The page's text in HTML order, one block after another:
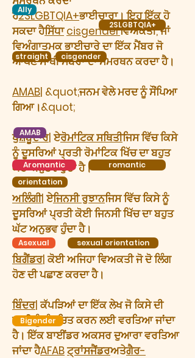
ਹੈ2SLGBTQIA+ਭਾਈਚਾਰਾ। ਇਹ ਇੱਕ ਹੋ
ਸਕਦਾ ਹੈਸਿੱਧਾ cisgenderਵਿਅਕਤੀ, ਜਾਂ
ਵਿਅੰਗਾਤਮਕ ਭਾਈਚਾਰੇ ਦਾ ਇੱਕ ਮੈਂਬਰ ਜੋ
ਆਪਣੇ ਸਾਥੀ ਮੈਂਬਰਾਂ ਦਾ ਸਮਰਥਨ ਕਰਦਾ ਹੈ।
AMAB| &quot;ਜਨਮ ਵੇਲੇ ਮਰਦ ਨੂੰ ਸੌਂਪਿਆ
ਗਿਆ।&quot;
ਖੁਸ਼ਬੂਦਾਰ| ਏਰੋਮਾਂਟਿਕ ਸਥਿਤੀਜਿਸ ਵਿੱਚ ਕਿਸੇ
ਨੂੰ ਦੂਸਰਿਆਂ ਪ੍ਰਤੀ ਰੋਮਾਂਟਿਕ ਖਿੱਚ ਦਾ ਬਹੁਤ
ਘੱਟ ਅਨੁਭਵ ਹੁੰਦਾ ਹੈ।
ਅਲਿੰਗੀ| ਏਜਿਨਸੀ ਰੁਝਾਨਜਿਸ ਵਿੱਚ ਕਿਸੇ ਨੂੰ
ਦੂਸਰਿਆਂ ਪ੍ਰਤੀ ਕੋਈ ਜਿਨਸੀ ਖਿੱਚ ਦਾ ਬਹੁਤ
ਘੱਟ ਅਨੁਭਵ ਹੁੰਦਾ ਹੈ।
ਬਿਗੈਂਡਰ| ਕੋਈ ਅਜਿਹਾ ਵਿਅਕਤੀ ਜੋ ਦੋ ਲਿੰਗ
ਹੋਣ ਦੀ ਪਛਾਣ ਕਰਦਾ ਹੈ।
ਬਿੰਦਰ| ਕੱਪੜਿਆਂ ਦਾ ਇੱਕ ਲੇਖ ਜੋ ਕਿਸੇ ਦੀ
ਛਾਤੀ ਨੂੰ ਸੰਕੁਚਿਤ ਕਰਨ ਲਈ ਵਰਤਿਆ ਜਾਂਦਾ
ਹੈ। ਇੱਕ ਬਾਈਂਡਰ ਅਕਸਰ ਦੁਆਰਾ ਵਰਤਿਆ
ਜਾਂਦਾ ਹੈAFABਟ੍ਰਾਂਸਜੈਂਡਰਅਤੇਗੈਰ-
Ally
2SLGBTQIA+
straight cisgender
AMAB
Aromantic
romantic
orientation
Asexual sexual orientation
Bigender